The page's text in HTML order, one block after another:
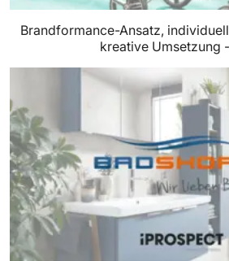
Brandformance-Ansatz,
kreative Umsetzung